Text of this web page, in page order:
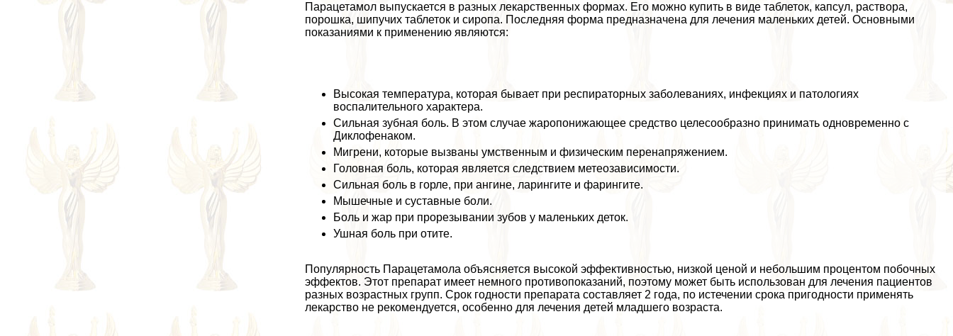
Парацетамол выпускается в разных лекарственных формах. Его можно купить в виде таблеток, капсул, раствора,
порошка, шипучих таблеток и сиропа. Последняя форма предназначена для лечения маленьких детей. Основными
показаниями к применению являются:
Высокая температура, которая бывает при респираторных заболеваниях, инфекциях и патологиях
воспалительного хаpaктера.
Сильная зубная боль. В этом случае жаропонижающее средство целесообразно принимать одновременно с
Диклофенаком.
Мигрени, которые вызваны умственным и физическим перенапряжением.
Головная боль, которая является следствием метеозависимости.
Сильная боль в горле, при ангине, ларингите и фарингите.
Мышечные и суставные боли.
Боль и жар при прорезывании зубов у маленьких деток.
Ушная боль при отите.
Популярность Парацетамола объясняется высокой эффективностью, низкой ценой и небольшим процентом побочных
эффектов. Этот препарат имеет немного противопоказаний, поэтому может быть использован для лечения пациентов
разных возрастных групп. Срок годности препарата составляет 2 года, по истечении срока пригодности применять
лекарство не рекомендуется, особенно для лечения детей младшего возраста.